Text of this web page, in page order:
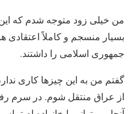
من خیلی زود متوجه شدم که
بسیار منسجم و کاملاً اعتقادی
جمهوری اسلامی را داشتند.
گفتم من به این چیزها کاری
از عراق منتقل شوم. در سرم